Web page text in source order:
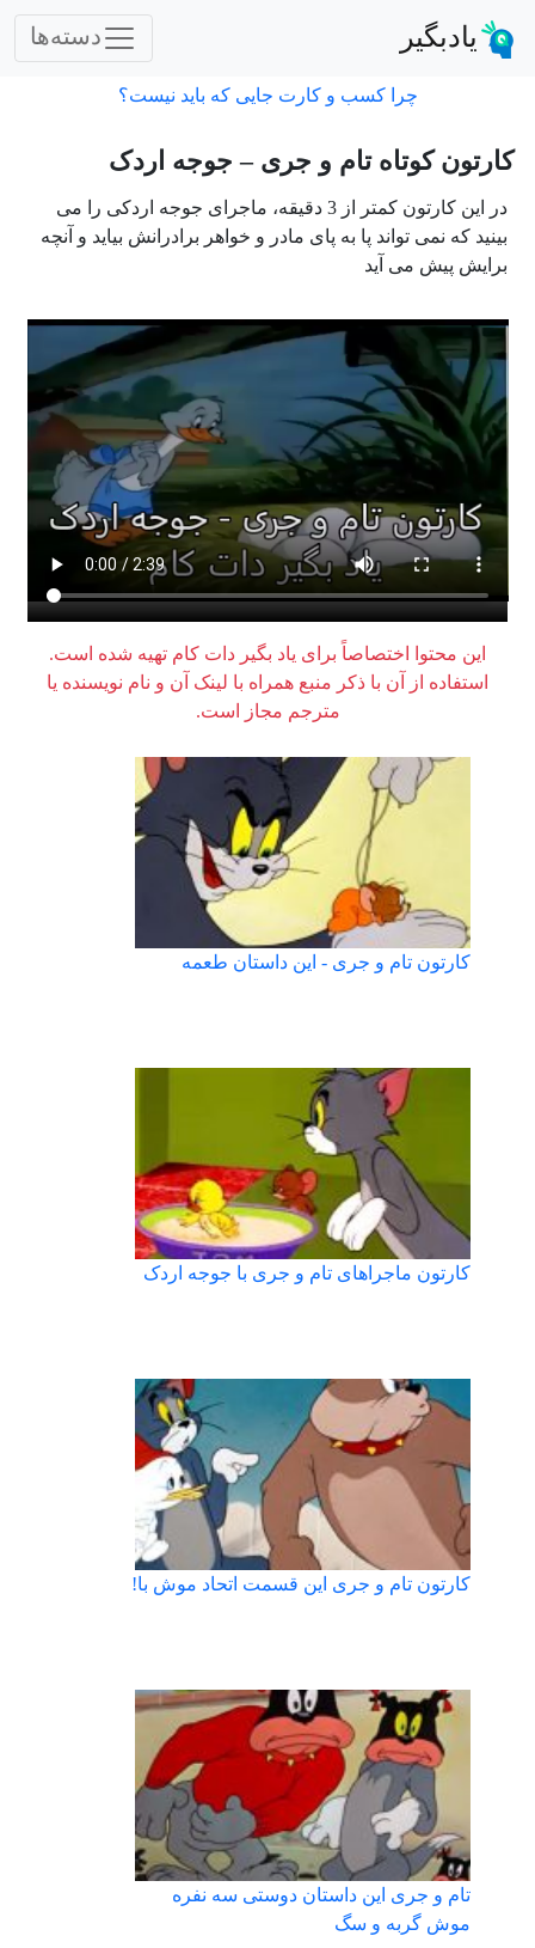
یادبگیر دسته‌ها
چرا کسب و کارت جایی که باید نیست؟
کارتون کوتاه تام و جری – جوجه اردک
در این کارتون کمتر از 3 دقیقه، ماجرای جوجه اردکی را می
بینید که نمی تواند پا به پای مادر و خواهر برادرانش بیاید و آنچه
برایش پیش می آید
این محتوا اختصاصاً برای یاد بگیر دات کام تهیه شده است.
استفاده از آن با ذکر منبع همراه با لینک آن و نام نویسنده یا
مترجم مجاز است.
کارتون تام و جری - این داستان طعمه
کارتون ماجراهای تام و جری با جوجه اردک
کارتون تام و جری این قسمت اتحاد موش با!
تام و جری این داستان دوستی سه نفره
موش گربه و سگ